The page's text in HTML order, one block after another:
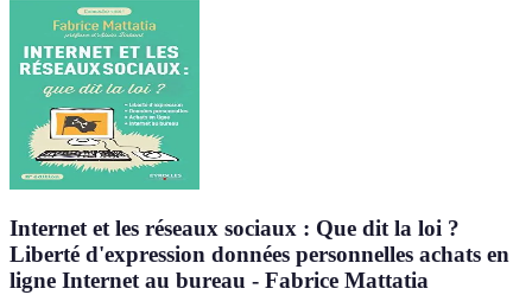
Internet et les réseaux sociaux : Que dit la loi ?
Liberté d'expression données personnelles achats en
ligne Internet au bureau - Fabrice Mattatia